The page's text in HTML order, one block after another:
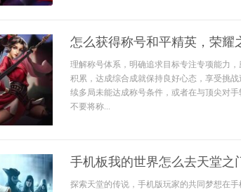
怎么获得称号和平精英，荣耀
理解称号体系，明确追求目标专注专项能力
积累，达成综合成就保持良好心态，享受挑
续多局未能达成称号条件，或者在与顶尖对
不要将称...
手机板我的世界怎么去天堂之
探索天堂的传说，手机版玩家的共同梦想在